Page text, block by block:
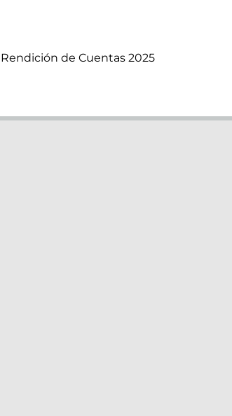
Rendición de Cuentas 2025